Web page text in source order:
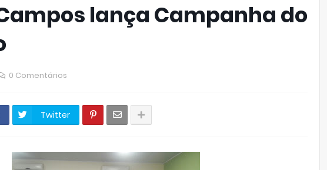
lança Campanha do
0 Comentários
Twitter